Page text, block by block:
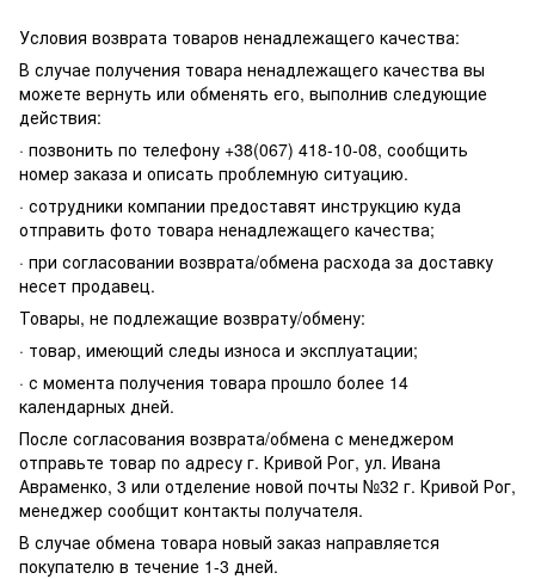
Условия возврата товаров ненадлежащего качества:
В случае получения товара ненадлежащего качества вы
можете вернуть или обменять его, выполнив следующие
действия:
· позвонить по телефону +38(067) 418-10-08, сообщить
номер заказа и описать проблемную ситуацию.
· сотрудники компании предоставят инструкцию куда
отправить фото товара ненадлежащего качества;
· при согласовании возврата/обмена расхода за доставку
несет продавец.
Товары, не подлежащие возврату/обмену:
· товар, имеющий следы износа и эксплуатации;
· с момента получения товара прошло более 14
календарных дней.
После согласования возврата/обмена с менеджером
отправьте товар по адресу г. Кривой Рог, ул. Ивана
Авраменко, 3 или отделение новой почты №32 г. Кривой Рог,
менеджер сообщит контакты получателя.
В случае обмена товара новый заказ направляется
покупателю в течение 1-3 дней.